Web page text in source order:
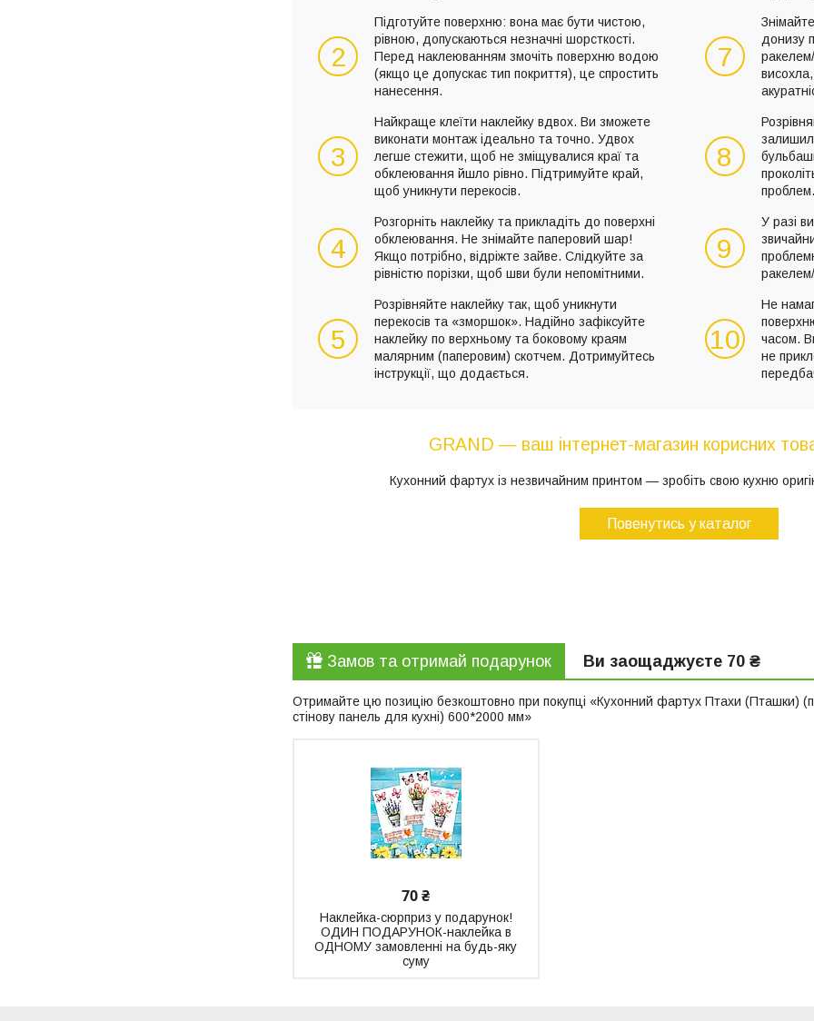
2
Підготуйте поверхню: вона має бути чистою,
рівною, допускаються незначні шорсткості.
Перед наклеюванням змочіть поверхню водою
(якщо це допускає тип покриття), це спростить
нанесення.
3
Найкраще клеїти наклейку вдвох. Ви зможете
виконати монтаж ідеально та точно. Удвох
легше стежити, щоб не зміщувалися краї та
обклеювання йшло рівно. Підтримуйте край,
щоб уникнути перекосів.
4
Розгорніть наклейку та прикладіть до поверхні
обклеювання. Не знімайте паперовий шар!
Якщо потрібно, відріжте зайве. Слідкуйте за
рівністю порізки, щоб шви були непомітними.
5
Розрівняйте наклейку так, щоб уникнути
перекосів та «зморшок». Надійно зафіксуйте
наклейку по верхньому та боковому краям
малярним (паперовим) скотчем. Дотримуйтесь
інструкції, що додається.
7
донизу
8
проблем.
9
У разі
10
Не
часом.
не
GRAND — ваш інтернет-магазин корисних
Кухонний фартух із незвичайним принтом — зробіть свою кухню
Повенутись у каталог
Замов та отримай подарунок Ви заощаджуєте 70 ₴
Отримайте цю позицію безкоштовно при покупці «Кухонний фартух Птахи (Пташки)
стінову панель для кухні) 600*2000 мм»
70 ₴
Наклейка-сюрприз у подарунок!
ОДИН ПОДАРУНОК-наклейка в
ОДНОМУ замовленні на будь-яку
суму